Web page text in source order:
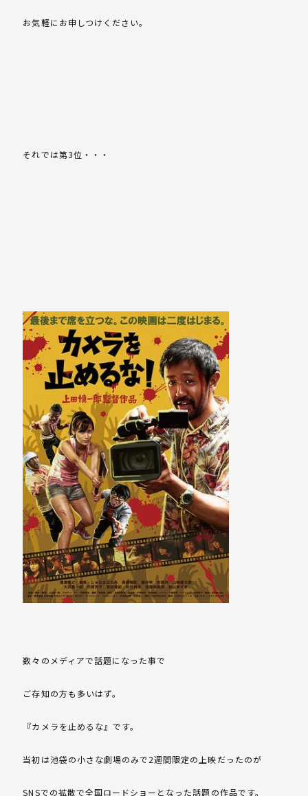
お気軽にお申しつけください。
それでは第3位・・・
数々のメディアで話題になった事で
ご存知の方も多いはず。
『カメラを止めるな』です。
当初は池袋の小さな劇場のみで2週間限定の上映だったのが
SNSでの拡散で全国ロードショーとなった話題の作品です。